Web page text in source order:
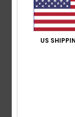
Client anonyme
Taille un peu
Confort: 4/5
Matière: 4/5
Je US